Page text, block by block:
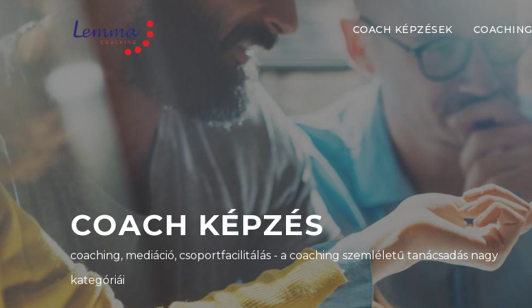
COACH KÉPZÉSEK COACHING
COACH KÉPZÉS
coaching, mediáció, csoportfacilitálás - a coaching szemléletű tanácsadás nagy
kategóriái